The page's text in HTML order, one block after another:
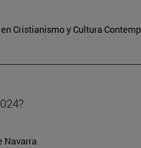
Cristianismo y Cultura
Navarra